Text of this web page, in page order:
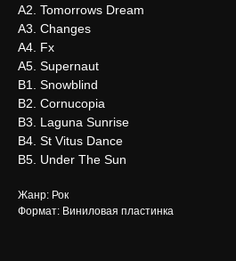
А2. Tomorrows Dream
А3. Changes
А4. Fx
А5. Supernaut
В1. Snowblind
В2. Cornucopia
В3. Laguna Sunrise
В4. St Vitus Dance
В5. Under The Sun
Жанр: Рок
Формат: Виниловая пластинка